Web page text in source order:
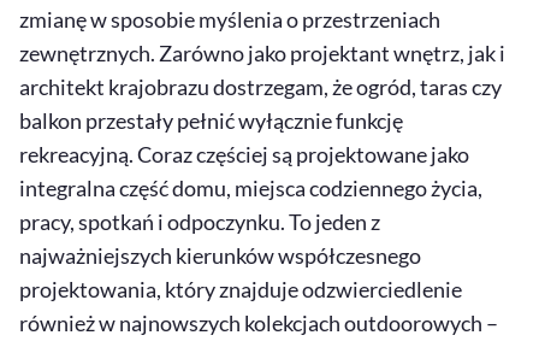
zmianę w sposobie myślenia o przestrzeniach
zewnętrznych. Zarówno jako projektant wnętrz, jak i
architekt krajobrazu dostrzegam, że ogród, taras czy
balkon przestały pełnić wyłącznie funkcję
rekreacyjną. Coraz częściej są projektowane jako
integralna część domu, miejsca codziennego życia,
pracy, spotkań i odpoczynku. To jeden z
najważniejszych kierunków współczesnego
projektowania, który znajduje odzwierciedlenie
również w najnowszych kolekcjachoutdoorowych –